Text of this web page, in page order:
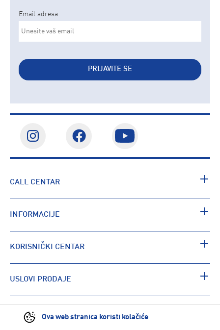
Ova web stranica koristi kolačiće
Email adresa
PRIJAVITE SE
CALL CENTAR
INFORMACIJE
KORISNIČKI CENTAR
USLOVI PRODAJE
PRONAĐI RADNJU